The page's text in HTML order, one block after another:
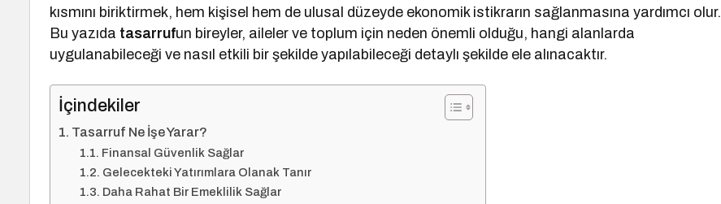
kısmını biriktirmek, hem kişisel hem de ulusal düzeyde ekonomik istikrarın sağlanmasına yardımcı olur.
Bu yazıda tasarrufun bireyler, aileler ve toplum için neden önemli olduğu, hangi alanlarda
uygulanabileceği ve nasıl etkili bir şekilde yapılabileceği detaylı şekilde ele alınacaktır.
İçindekiler
Tasarruf Ne İşe Yarar?
Finansal Güvenlik Sağlar
Gelecekteki Yatırımlara Olanak Tanır
Daha Rahat Bir Emeklilik Sağlar